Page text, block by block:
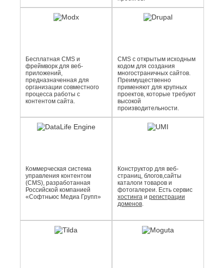
Бесплатная CMS и
фреймворк для веб-
приложений,
предназначенная для
организации совместного
процесса работы с
контентом сайта.
CMS с открытым исходным
кодом для создания
многостраничных сайтов.
Преимущественно
применяют для крупных
проектов, которые требуют
высокой
производительности.
Коммерческая система
управления контентом
(CMS), разработанная
Российской компанией
«Софтньюс Медиа Групп»
Конструктор для веб-
страниц, блогов,сайты
каталоги товаров и
фотогалереи. Есть сервис
хостинга и регистрации
доменов.